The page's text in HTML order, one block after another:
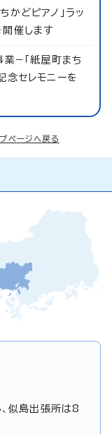
どピアノ」ラッ
開催します
業−「紙屋町まち
念セレモニーを
プページへ戻る
似島出張所は8